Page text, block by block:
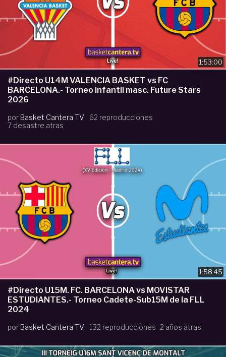
1:53:00
#Directo U14M VALENCIA BASKET vs FC
BARCELONA.- Torneo Infantil masc. Future Stars
2026
por Basket Cantera TV
62 reproducciones
7 desastre atras
1:58:45
#Directo U15M. FC. BARCELONA vs MOVISTAR
ESTUDIANTES.- Torneo Cadete-Sub15M de la FLL
2024
por Basket Cantera TV 132 reproducciones 2 años atras